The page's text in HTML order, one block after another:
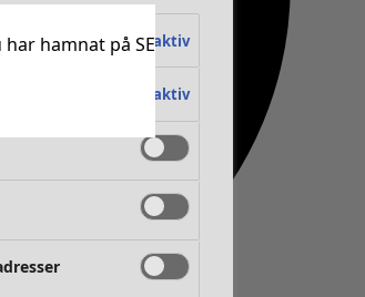
hamnat på SE
Alltid aktiv
Alltid aktiv